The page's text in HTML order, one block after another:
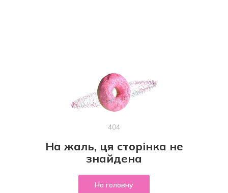
404
На жаль, ця сторінка не
знайдена
На головну